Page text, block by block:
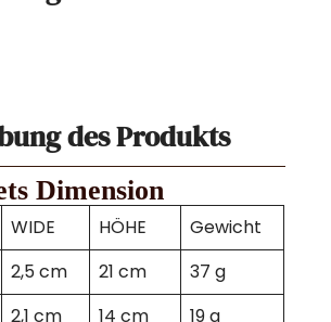
des Produkts
Dimension
WIDE HÖHE
Gewicht
2,5 cm 21 cm
37 g
2,1 cm 14 cm
19 g